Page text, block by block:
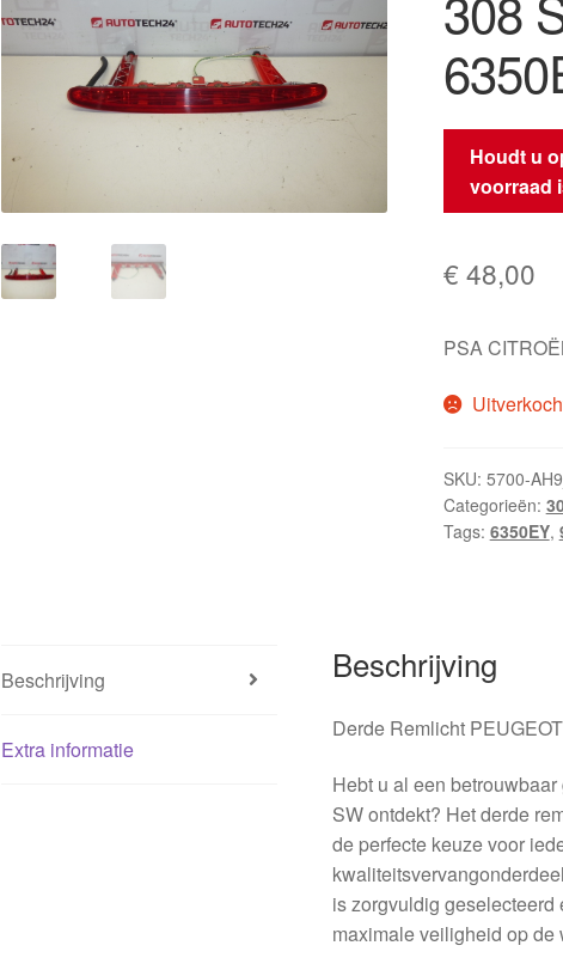
Houdt u
voorraad
€ 48,00
PSA
SKU: 5700-
Categorieën:
Tags: 6350EY,
Beschrijving
Extra informatie
Beschrijving
Derde Remlicht
Hebt u al een
SW ontdekt? Het derde
de perfecte keuze voor
is zorgvuldig
maximale veiligheid op de